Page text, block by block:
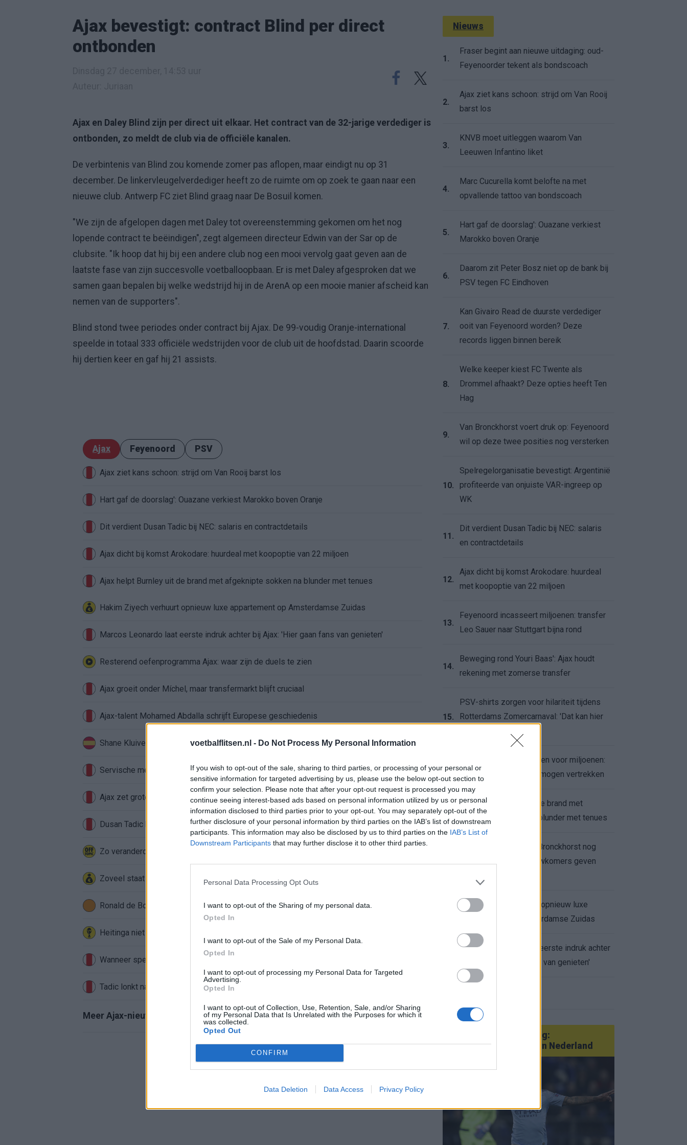
voetbalflitsen.nl - Do Not Process My Personal Information
If you wish to opt-out of the sale, sharing to third parties, or processing of your personal or
sensitive information for targeted advertising by us, please use the below opt-out section to
confirm your selection. Please note that after your opt-out request is processed you may
continue seeing interest-based ads based on personal information utilized by us or personal
information disclosed to third parties prior to your opt-out. You may separately opt-out of the
further disclosure of your personal information by third parties on the IAB’s list of downstream
participants. This information may also be disclosed by us to third parties on the IAB’s List of
Downstream Participants that may further disclose it to other third parties.
Personal Data Processing Opt Outs
I want to opt-out of the Sharing of my personal data.
Opted In
I want to opt-out of the Sale of my Personal Data.
Opted In
I want to opt-out of processing my Personal Data for Targeted
Advertising.
Opted In
I want to opt-out of Collection, Use, Retention, Sale, and/or Sharing
of my Personal Data that Is Unrelated with the Purposes for which it
was collected.
Opted Out
CONFIRM
Data Deletion Data Access Privacy Policy
Ajax bevestigt: contract Blind per direct
ontbonden
Ajax en Daley Blind zijn per direct uit elkaar. Het contract van de 32-jarige verdediger is
ontbonden, zo meldt de club via de officiële kanalen.
De verbintenis van Blind zou komende zomer pas aflopen, maar eindigt nu op 31
december. De linkervleugelverdediger heeft zo de ruimte om op zoek te gaan naar een
nieuwe club. Antwerp FC ziet Blind graag naar De Bosuil komen.
"We zijn de afgelopen dagen met Daley tot overeenstemming gekomen om het nog
lopende contract te beëindigen", zegt algemeen directeur Edwin van der Sar op de
clubsite. "Ik hoop dat hij bij een andere club nog een mooi vervolg gaat geven aan de
laatste fase van zijn succesvolle voetballoopbaan. Er is met Daley afgesproken dat we
samen gaan bepalen bij welke wedstrijd hij in de ArenA op een mooie manier afscheid kan
nemen van de supporters".
Blind stond twee periodes onder contract bij Ajax. De 99-voudig Oranje-international
speelde in totaal 333 officiële wedstrijden voor de club uit de hoofdstad. Daarin scoorde
hij dertien keer en gaf hij 21 assists.
Ajax Feyenoord PSV
Ajax ziet kans schoon: strijd om Van Rooij barst los
Hart gaf de doorslag': Ouazane verkiest Marokko boven Oranje
Dit verdient Dusan Tadic bij NEC: salaris en contractdetails
Ajax dicht bij komst Arokodare: huurdeal met koopoptie van 22 miljoen
Ajax helpt Burnley uit de brand met afgeknipte sokken na blunder met tenues
Hakim Ziyech verhuurt opnieuw luxe appartement op Amsterdamse Zuidas
Marcos Leonardo laat eerste indruk achter bij Ajax: 'Hier gaan fans van genieten'
Resterend oefenprogramma Ajax: waar zijn de duels te zien
Ajax groeit onder Míchel, maar transfermarkt blijft cruciaal
Ajax-talent Mohamed Abdalla schrijft Europese geschiedenis
Shane Kluivert krijgt kans van Flick en begint in de basis bij FC Barcelona
Servische media vergelijken Ajax-talent Abdellah Ouazane met Lionel Messi
Ajax zet grote stap richting volgende ronde na ruime zege op Vojvodina
Dusan Tadic kijkt met bijzondere gevoelens naar Ajax - Vojvodina
Zo veranderde de relatie tussen Rafael van der Vaart en Sylvie Meis door de jaren heen
Zoveel staat er financieel op het spel voor Ajax en FC Twente in Europa
Ronald de Boer noemt Reiziger als bondscoach: "Kampioen met Jong Ajax"
Heitinga niet langer alleen: Argentijn schrijft geschiedenis met rode kaart in WK-finale
Wanneer speelt Ajax in de Conference League? Dit zijn de belangrijke data
Tadic lonkt naar verrassende Eredivisie-terugkeer: NEC onderzoekt komst van Ajax-icoon
Meer Ajax-nieuws
Nieuws
1.
Fraser begint aan nieuwe uitdaging: oud-
Feyenoorder tekent als bondscoach
2.
Ajax ziet kans schoon: strijd om Van Rooij
barst los
3.
KNVB moet uitleggen waarom Van
Leeuwen Infantino liket
4.
Marc Cucurella komt belofte na met
opvallende tattoo van bondscoach
5.
Hart gaf de doorslag': Ouazane verkiest
Marokko boven Oranje
6.
Daarom zit Peter Bosz niet op de bank bij
PSV tegen FC Eindhoven
7.
Kan Givairo Read de duurste verdediger
ooit van Feyenoord worden? Deze
records liggen binnen bereik
8.
Welke keeper kiest FC Twente als
Drommel afhaakt? Deze opties heeft Ten
Hag
9.
Van Bronckhorst voert druk op: Feyenoord
wil op deze twee posities nog versterken
10.
Spelregelorganisatie bevestigt: Argentinië
profiteerde van onjuiste VAR-ingreep op
WK
11.
Dit verdient Dusan Tadic bij NEC: salaris
en contractdetails
12.
Ajax dicht bij komst Arokodare: huurdeal
met koopoptie van 22 miljoen
13.
Feyenoord incasseert miljoenen: transfer
Leo Sauer naar Stuttgart bijna rond
14.
Beweging rond Youri Baas': Ajax houdt
rekening met zomerse transfer
15.
PSV-shirts zorgen voor hilariteit tijdens
Rotterdams Zomercarnaval: 'Dat kan hier
16.
Feyenoord zet deur open voor miljoenen:
Ueda en Hadj Moussa mogen vertrekken
17.
Ajax helpt Burnley uit de brand met
afgeknipte sokken na blunder met tenues
Feyenoord onder Van Bronckhorst nog
altijd ongeslagen: nieuwkomers geven
Hakim Ziyech verhuurt opnieuw luxe
appartement op Amsterdamse Zuidas
Marcos Leonardo laat eerste indruk achter
bij Ajax: 'Hier gaan fans van genieten'
Van Götze tot Sterling:
statementtransfers in Nederland